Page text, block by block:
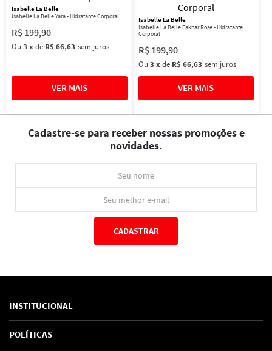
Isabelle La Belle
Isabelle La Belle Yara - Hidratante Corporal
R$ 199,90
Ou 3 xde R$ 66,63 sem juros
Isabelle La Belle
Isabelle La Belle Fakhar Rose - Hidratante
Corporal
R$ 199,90
Ou 3 xde R$ 66,63 sem juros
Cadastre-se para receber nossas promoções e
novidades.
CADASTRAR
INSTITUCIONAL
Sobre Nós
Marcas
POLÍTICAS